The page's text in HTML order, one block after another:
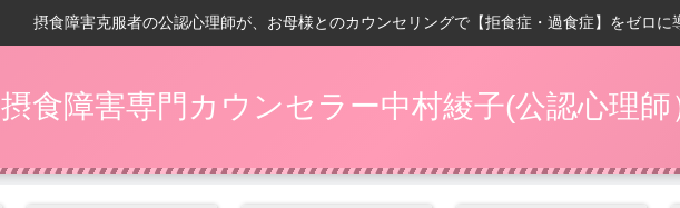
摂食障害克服者の公認心理師が、お母様とのカウンセリングで【拒食症・過食症】をゼロに
摂食障害専門カウンセラー中村綾子(公認心理